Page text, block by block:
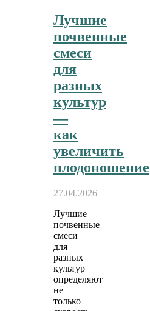
Лучшие
почвенные
смеси
для
разных
культур
—
как
увеличить
плодоношение
27.04.2026
Лучшие
почвенные
смеси
для
разных
культур
определяют
не
только